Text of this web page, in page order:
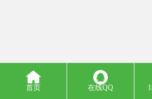
首页 在线QQ